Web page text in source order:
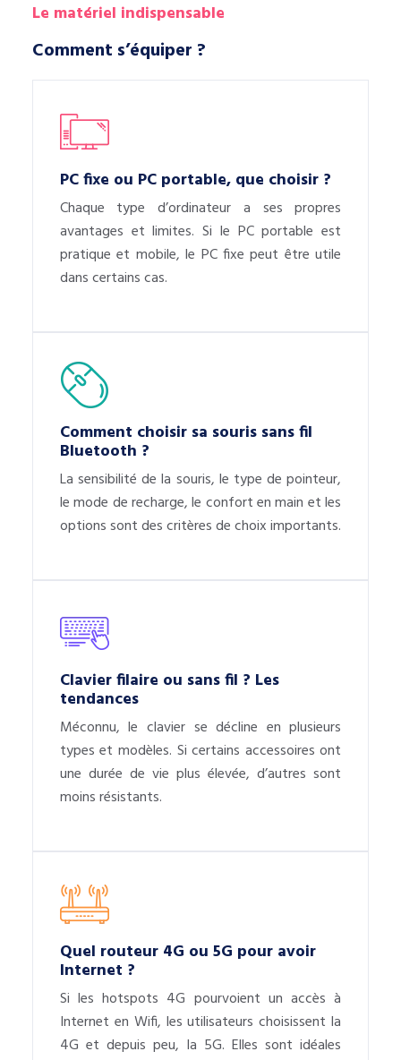
Le matériel indispensable
Comment s’équiper ?
PC fixe ou PC portable, que choisir ?
Chaque type d’ordinateur a ses propres
avantages et limites. Si le PC portable est
pratique et mobile, le PC fixe peut être utile
dans certains cas.
Comment choisir sa souris sans fil
Bluetooth ?
La sensibilité de la souris, le type de pointeur,
le mode de recharge, le confort en main et les
options sont des critères de choix importants.
Clavier filaire ou sans fil ? Les
tendances
Méconnu, le clavier se décline en plusieurs
types et modèles. Si certains accessoires ont
une durée de vie plus élevée, d’autres sont
moins résistants.
Quel routeur 4G ou 5G pour avoir
Internet ?
Si les hotspots 4G pourvoient un accès à
Internet en Wifi, les utilisateurs choisissent la
4G et depuis peu, la 5G. Elles sont idéales